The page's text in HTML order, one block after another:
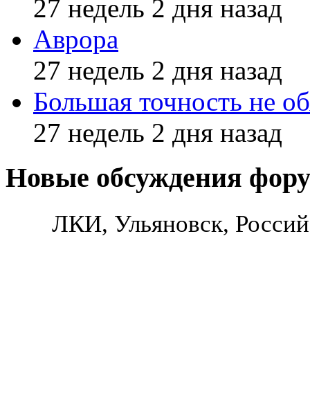
27 недель 2 дня назад
Аврора
27 недель 2 дня назад
Большая точность не
27 недель 2 дня назад
Новые обсуждения
ЛКИ, Ульяновск,